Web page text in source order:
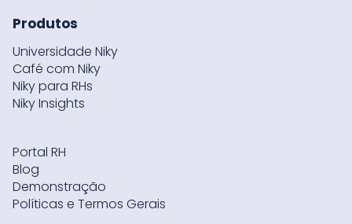
Produtos
Universidade Niky
Café com Niky
Niky para RHs
Niky Insights
Portal RH
Blog
Demonstração
Políticas e Termos Gerais